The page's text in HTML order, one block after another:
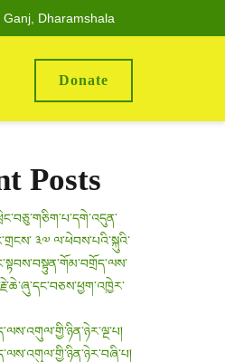
Dharamshala
Donate
Posts
༣༧ ལ་ཕེབས་པའི་སྐུའི་